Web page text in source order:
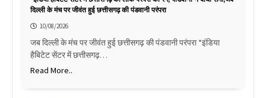
दिल्ली के मंच पर जीवंत हुई छत्तीसगढ़ की पंडवानी परंपरा
10/08/2026
जब दिल्ली के मंच पर जीवंत हुई छत्तीसगढ़ की पंडवानी परंपरा *इंडिया
हैबिटेट सेंटर में छत्तीसगढ़…
Read More..